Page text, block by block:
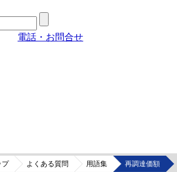
電話・お問合せ
プ よくある質問 用語集 再調達価額